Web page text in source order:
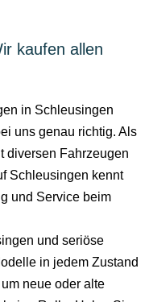
kaufen allen
in Schleusingen
uns genau richtig. Als
diversen Fahrzeugen
Schleusingen kennt
und Service beim
und seriöse
in jedem Zustand
neue oder alte